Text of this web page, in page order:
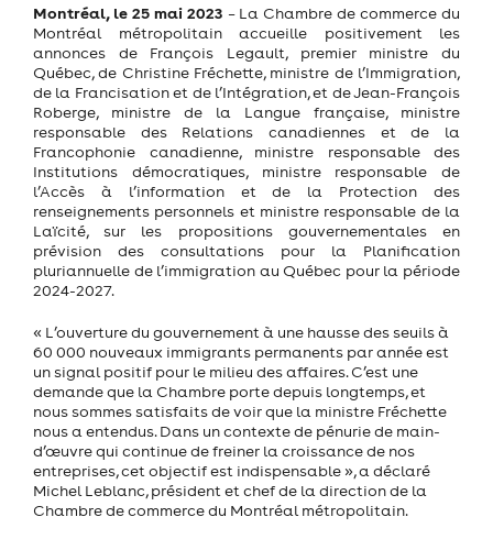
Montréal, le 25 mai 2023 – La Chambre de commerce du
Montréal métropolitain accueille positivement les
annonces de François Legault, premier ministre du
Québec, de Christine Fréchette, ministre de l’Immigration,
de la Francisation et de l’Intégration, et de Jean-François
Roberge, ministre de la Langue française, ministre
responsable des Relations canadiennes et de la
Francophonie canadienne, ministre responsable des
Institutions démocratiques, ministre responsable de
l’Accès à l’information et de la Protection des
renseignements personnels et ministre responsable de la
Laïcité, sur les propositions gouvernementales en
prévision des consultations pour la Planification
pluriannuelle de l’immigration au Québec pour la période
2024-2027.
« L’ouverture du gouvernement à une hausse des seuils à
60 000 nouveaux immigrants permanents par année est
un signal positif pour le milieu des affaires. C’est une
demande que la Chambre porte depuis longtemps, et
nous sommes satisfaits de voir que la ministre Fréchette
nous a entendus. Dans un contexte de pénurie de main-
d’œuvre qui continue de freiner la croissance de nos
entreprises, cet objectif est indispensable », a déclaré
Michel Leblanc, président et chef de la direction de la
Chambre de commerce du Montréal métropolitain.